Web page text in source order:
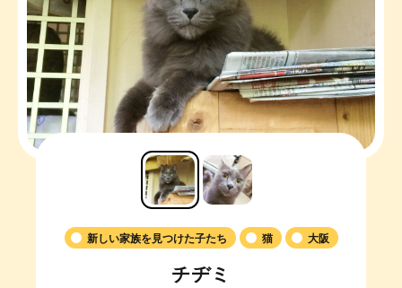
新しい家族を見つけた子たち 猫 大阪
チヂミ